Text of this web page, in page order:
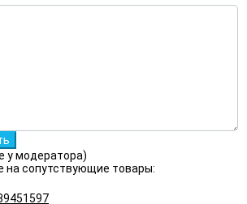
у модератора)
на сопутствующие товары: